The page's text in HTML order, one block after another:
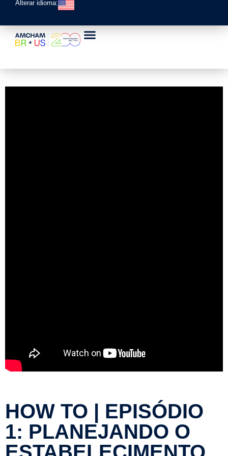
Alterar idioma:
HOW TO | EPISÓDIO
1: PLANEJANDO O